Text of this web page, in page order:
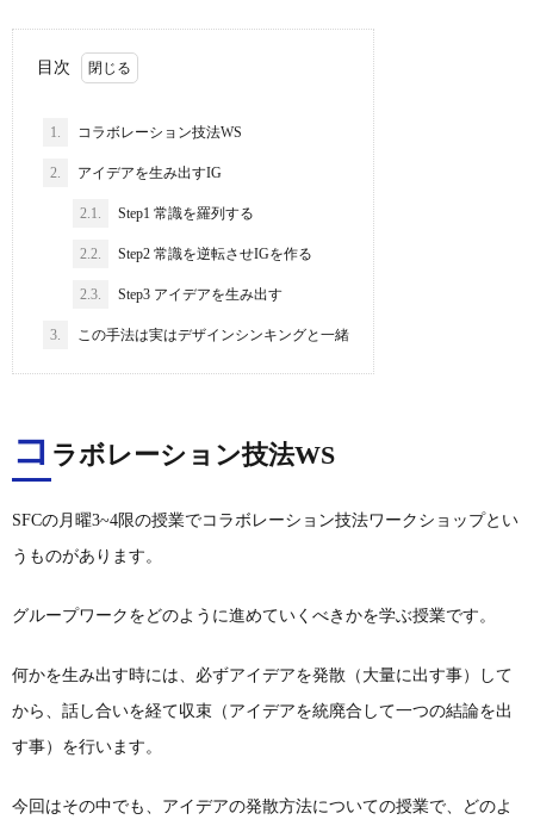
目次
1. コラボレーション技法WS
2. アイデアを生み出すIG
2.1. Step1 常識を羅列する
2.2. Step2 常識を逆転させIGを作る
2.3. Step3 アイデアを生み出す
3. この手法は実はデザインシンキングと一緒
コ ラボレーション技法WS
SFCの月曜3~4限の授業でコラボレーション技法ワークショップとい
うものがあります。
グループワークをどのように進めていくべきかを学ぶ授業です。
何かを生み出す時には、必ずアイデアを発散（大量に出す事）して
から、話し合いを経て収束（アイデアを統廃合して一つの結論を出
す事）を行います。
今回はその中でも、アイデアの発散方法についての授業で、どのよ